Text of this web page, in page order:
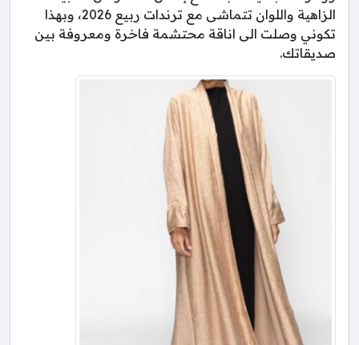
الزاهية واللوان تتماشى مع ترندات ربيع 2026، وبهذا
تكوني وصلت الى اناقة محتشمة فاخرة ومعروفة بين
صديقاتك.